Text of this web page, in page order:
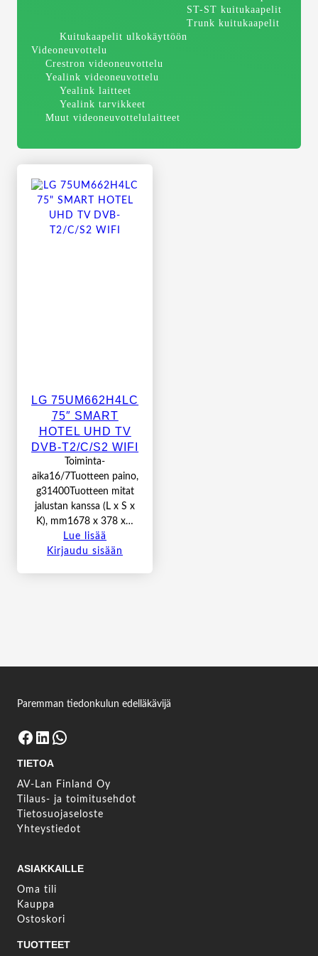
ST-ST kuitukaapelit
Trunk kuitukaapelit
Kuitukaapelit ulkokäyttöön
Videoneuvottelu
Crestron videoneuvottelu
Yealink videoneuvottelu
Yealink laitteet
Yealink tarvikkeet
Muut videoneuvottelulaitteet
LG 75UM662H4LC
75″ SMART
HOTEL UHD TV
DVB-T2/C/S2 WIFI
Toiminta-
aika16/7Tuotteen paino,
g31400Tuotteen mitat
jalustan kanssa (L x S x
K), mm1678 x 378 x…
Lue lisää
Kirjaudu sisään
Paremman tiedonkulun edelläkävijä
Facebook LinkedIn WhatsApp
TIETOA
AV-Lan Finland Oy
Tilaus- ja toimitusehdot
Tietosuojaseloste
Yhteystiedot
ASIAKKAILLE
Oma tili
Kauppa
Ostoskori
TUOTTEET